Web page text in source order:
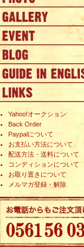
Yahoo!オークション
Back Order
Paypalについて
お支払い方法について
配送方法・送料について
コンディションについて
お取り置きについて
メルマガ登録・解除